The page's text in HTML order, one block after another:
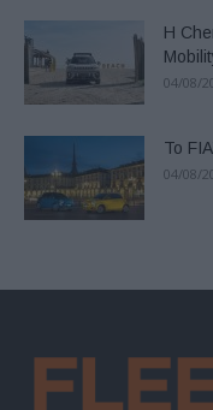
Η
04/08/
Το
04/08/